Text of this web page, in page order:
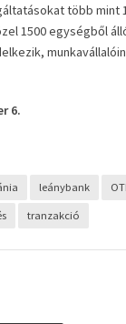
több mint
1500 egységből
6.
leánybank
tranzakció